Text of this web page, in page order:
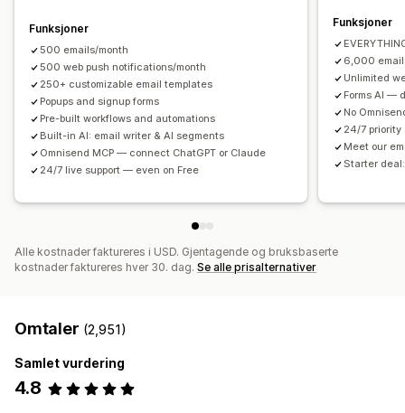
Redigeringsverktøy
Oversettelse
Lokalisering
Egendefinert kode
Egendefinerte skrifttyper
Import og eksport E-postdomener
Innhenting av samtykker
Liste for innhenting av e-postadresser
Liste for innhenting av SMS-nummer Utløsere og regler
Automasjoner Målretting Geolokalisering
Tagging Sporing Rapportering Innsikt og tips Analyse
API-er og webhooker
Funksjoner
500 emails/month
500 web push notifications/month
250+ customizable email templates
Popups and signup forms
Pre-built workflows and automations
Built-in AI: email writer & AI segments
Omnisend MCP — connect ChatGPT or Claude
24/7 live support — even on Free
Funksjoner
6,000
Unlimited
Forms AI —
No
24/7 priority
Meet our
Starter
Alle kostnader faktureres i USD. Gjentagende og bruksbaserte
kostnader faktureres hver 30. dag. Se alle prisalternativer
Omtaler (2,951)
Samlet vurdering
4.8